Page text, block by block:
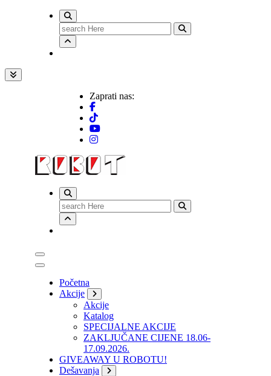
Search
for:
Zaprati nas:
Search
for:
Početna
Akcije
Akcije
Katalog
SPECIJALNE AKCIJE
ZAKLJUČANE CIJENE 18.06-
17.09.2026.
GIVEAWAY U ROBOTU!
Dešavanja